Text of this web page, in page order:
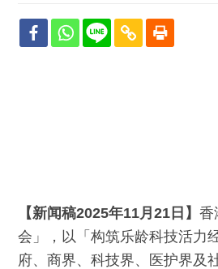
【新闻稿2025年11月21日】 香
会」，以「构筑乐龄科技活力
府、商界、科技界、医护界及